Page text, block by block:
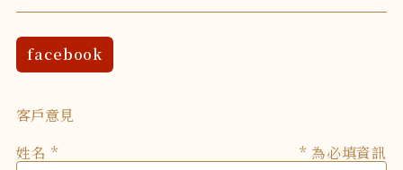
facebook
客戶意見
姓名
* 為必填資訊